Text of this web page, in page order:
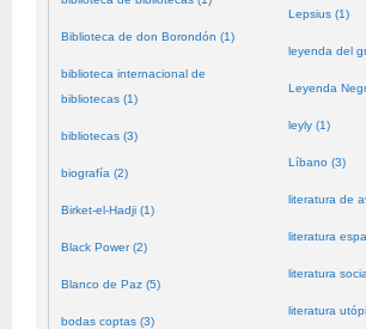
Biblioteca de don Borondón (1)
biblioteca internacional de
bibliotecas (1)
bibliotecas (3)
biografía (2)
Birket-el-Hadji (1)
Black Power (2)
Blanco de Paz (5)
bodas coptas (3)
Lepsius (1)
leyenda del
Leyenda
leyly (1)
Líbano (3)
literatura de
literatura
literatura
literatura